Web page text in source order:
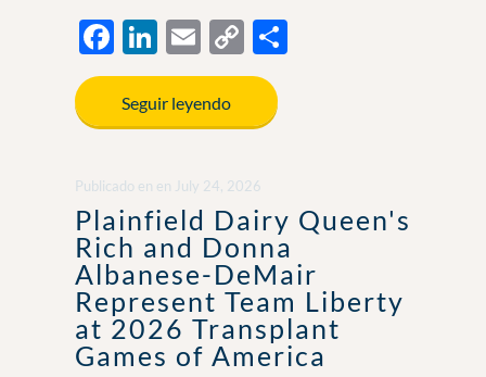
F
ac
e
b
o
o
k
Li
n
k
e
dI
n
E
m
ail
C
o
y
Li
n
k
S
Seguir leyendo
Publicado en en July 24, 2026
Plainfield Dairy Queen's
Rich and Donna
Albanese-DeMair
Represent Team Liberty
at 2026 Transplant
Games of America